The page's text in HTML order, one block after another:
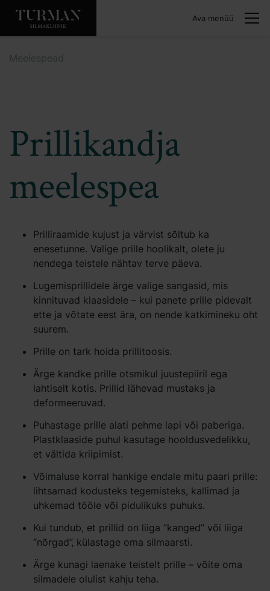
Ava menüü
Meelespead
Prillikandja
meelespea
Prilliraamide kujust ja värvist sõltub ka
enesetunne. Valige prille hoolikalt, olete ju
nendega teistele nähtav terve päeva.
Lugemisprillidele ärge valige sangasid, mis
kinnituvad klaasidele – kui panete prille pidevalt
ette ja võtate eest ära, on nende katkimineku oht
suurem.
Prille on tark hoida prillitoosis.
Ärge kandke prille otsmikul juustepiiril ega
lahtiselt kotis. Prillid lähevad mustaks ja
deformeeruvad.
Puhastage prille alati pehme lapi või paberiga.
Plastklaaside puhul kasutage hooldusvedelikku,
et vältida kriipimist.
Võimaluse korral hankige endale mitu paari prille:
lihtsamad kodusteks tegemisteks, kallimad ja
uhkemad tööle või pidulikuks puhuks.
Kui tundub, et prillid on liiga “kanged” või liiga
“nõrgad”, külastage oma silmaarsti.
Ärge kunagi laenake teistelt prille – võite oma
silmadele olulist kahju teha.